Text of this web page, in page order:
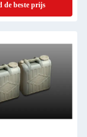
de beste prijs